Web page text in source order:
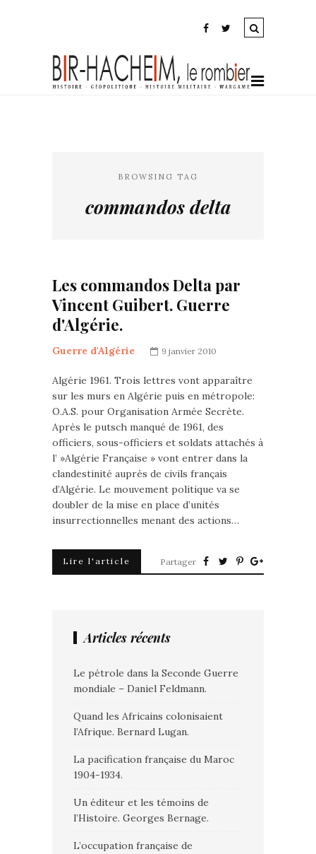
BROWSING TAG
commandos delta
Les commandos Delta par
Vincent Guibert. Guerre
d'Algérie.
Guerre d'Algérie 9 janvier 2010
Algérie 1961. Trois lettres vont apparaître
sur les murs en Algérie puis en métropole:
O.A.S. pour Organisation Armée Secrète.
Après le putsch manqué de 1961, des
officiers, sous-officiers et soldats attachés à
l’ »Algérie Française » vont entrer dans la
clandestinité auprès de civils français
d’Algérie. Le mouvement politique va se
doubler de la mise en place d’unités
insurrectionnelles menant des actions…
Lire l'article Partager
Articles récents
Le pétrole dans la Seconde Guerre
mondiale – Daniel Feldmann.
Quand les Africains colonisaient
l’Afrique. Bernard Lugan.
La pacification française du Maroc
1904-1934.
Un éditeur et les témoins de
l’Histoire. Georges Bernage.
L’occupation française de